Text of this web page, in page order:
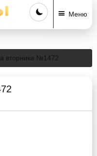
Меню
вторника №1472